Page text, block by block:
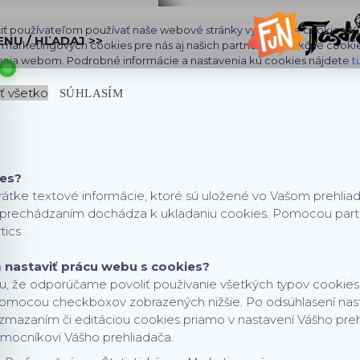
používateľom používať naše webové stránky využívame cookies.
cookies pre nás aj našich partnerov. Funkčné
webom. Podrobné informácie a nastavenia ku cookies nájdete
všetko SÚHLASÍM
textové informácie, ktoré sú uložené vo Vašom
dochádza k ukladaniu cookies. Pomocou
nastaviť prácu webu s cookies?
že odporúčame povoliť používanie všetkých typov
checkboxov zobrazených nižšie. Po odsúhlasení
či editáciou cookies priamo v nastavení Vášho
Vášho prehliadača.
/ HĽADAJ >>